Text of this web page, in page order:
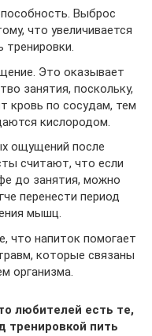
Выброс
что увеличивается
тренировки.
Это оказывает
занятия, поскольку,
кровь по сосудам, тем
кислородом.
ощущений после
считают, что если
до занятия, можно
перенести период
мышц.
что напиток помогает
которые связаны
организма.
любителей есть те,
тренировкой пить